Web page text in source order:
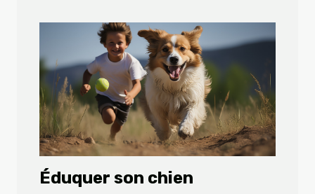
Éduquer son chien